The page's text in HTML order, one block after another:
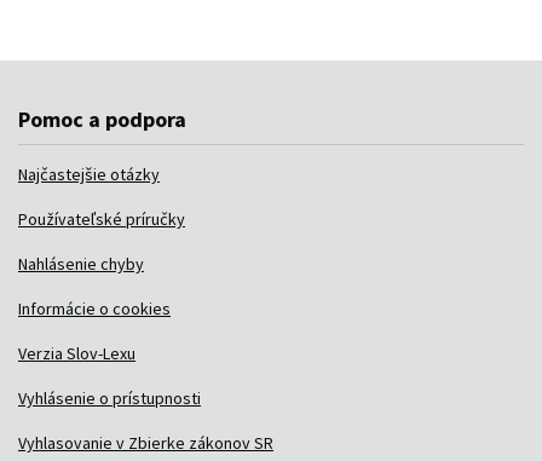
Pomoc a podpora
Najčastejšie otázky
Používateľské príručky
Nahlásenie chyby
Informácie o cookies
Verzia Slov-Lexu
Vyhlásenie o prístupnosti
Vyhlasovanie v Zbierke zákonov SR